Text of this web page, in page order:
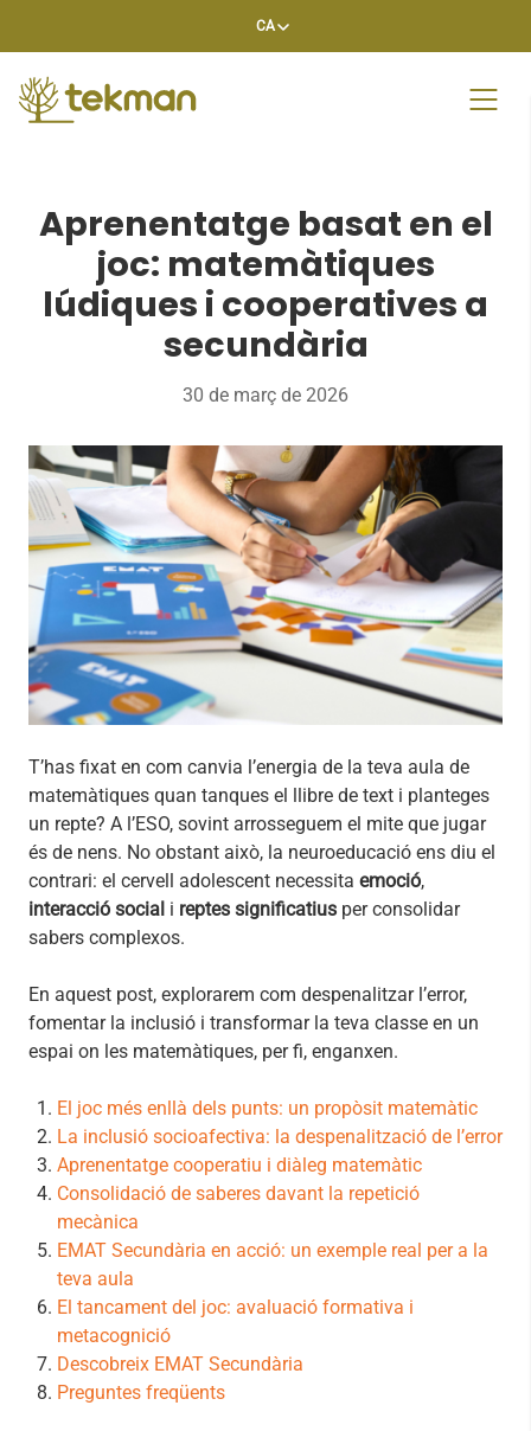
CA
Aprenentatge basat en el
joc: matemàtiques
lúdiques i cooperatives a
secundària
30 de març de 2026
T’has fixat en com canvia l’energia de la teva aula de
matemàtiques quan tanques el llibre de text i planteges
un repte? A l’ESO, sovint arrosseguem el mite que jugar
és de nens. No obstant això, la neuroeducació ens diu el
contrari: el cervell adolescent necessita emoció,
interacció social i reptes significatius per consolidar
sabers complexos.
En aquest post, explorarem com despenalitzar l’error,
fomentar la inclusió i transformar la teva classe en un
espai on les matemàtiques, per fi, enganxen.
El joc més enllà dels punts: un propòsit matemàtic
La inclusió socioafectiva: la despenalització de l’error
Aprenentatge cooperatiu i diàleg matemàtic
Consolidació de saberes davant la repetició
mecànica
EMAT Secundària en acció: un exemple real per a la
teva aula
El tancament del joc: avaluació formativa i
metacognició
Descobreix EMAT Secundària
Preguntes freqüents